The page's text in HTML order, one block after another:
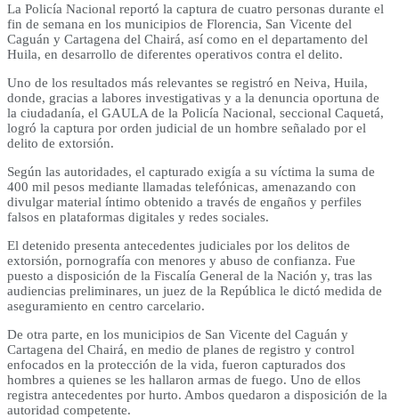
La Policía Nacional reportó la captura de cuatro personas durante el
fin de semana en los municipios de Florencia, San Vicente del
Caguán y Cartagena del Chairá, así como en el departamento del
Huila, en desarrollo de diferentes operativos contra el delito.
Uno de los resultados más relevantes se registró en Neiva, Huila,
donde, gracias a labores investigativas y a la denuncia oportuna de
la ciudadanía, el GAULA de la Policía Nacional, seccional Caquetá,
logró la captura por orden judicial de un hombre señalado por el
delito de extorsión.
Según las autoridades, el capturado exigía a su víctima la suma de
400 mil pesos mediante llamadas telefónicas, amenazando con
divulgar material íntimo obtenido a través de engaños y perfiles
falsos en plataformas digitales y redes sociales.
El detenido presenta antecedentes judiciales por los delitos de
extorsión, pornografía con menores y abuso de confianza. Fue
puesto a disposición de la Fiscalía General de la Nación y, tras las
audiencias preliminares, un juez de la República le dictó medida de
aseguramiento en centro carcelario.
De otra parte, en los municipios de San Vicente del Caguán y
Cartagena del Chairá, en medio de planes de registro y control
enfocados en la protección de la vida, fueron capturados dos
hombres a quienes se les hallaron armas de fuego. Uno de ellos
registra antecedentes por hurto. Ambos quedaron a disposición de la
autoridad competente.